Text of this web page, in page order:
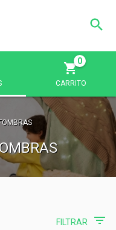
CARRITO
0
FILTRAR